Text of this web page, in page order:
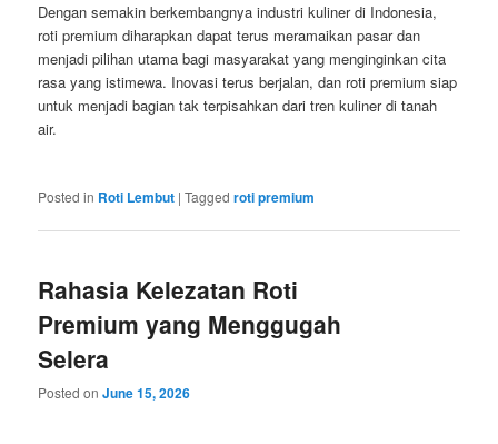
Dengan semakin berkembangnya industri kuliner di Indonesia,
roti premium diharapkan dapat terus meramaikan pasar dan
menjadi pilihan utama bagi masyarakat yang menginginkan cita
rasa yang istimewa. Inovasi terus berjalan, dan roti premium siap
untuk menjadi bagian tak terpisahkan dari tren kuliner di tanah
air.
Posted in Roti Lembut |Tagged roti premium
Rahasia Kelezatan Roti
Premium yang Menggugah
Selera
Posted onJune 15, 2026